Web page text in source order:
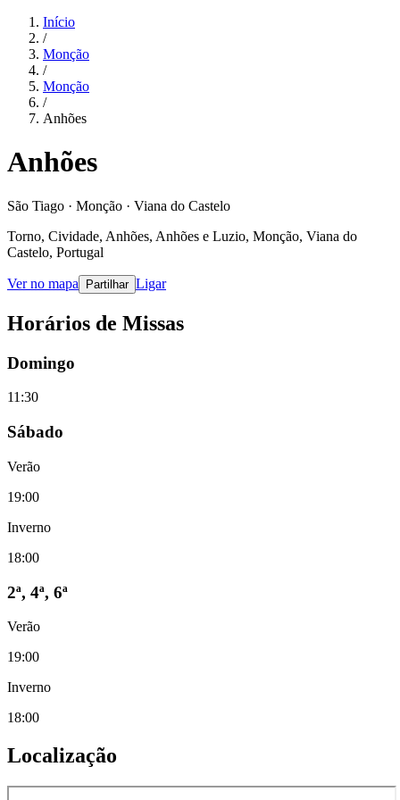
Início
/
Monção
/
Monção
/
Anhões
Anhões
São Tiago · Monção · Viana do Castelo
Torno, Cividade, Anhões, Anhões e Luzio, Monção, Viana do
Castelo, Portugal
Ver no mapa Partilhar Ligar
Horários de Missas
Domingo
11:30
Sábado
Verão
19:00
Inverno
18:00
2ª, 4ª, 6ª
Verão
19:00
Inverno
18:00
Localização